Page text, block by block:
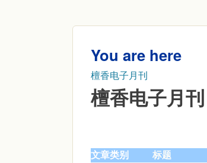
You are here
檀香电子月刊
檀香电子月刊
文章类别 标题